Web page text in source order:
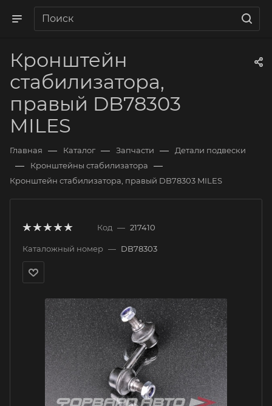
Кронштейн
стабилизатора,
правый DB78303
MILES
Главная — Каталог — Запчасти — Детали подвески
— Кронштейны стабилизатора —
Кронштейн стабилизатора, правый DB78303 MILES
Код — 217410
Каталожный номер — DB78303